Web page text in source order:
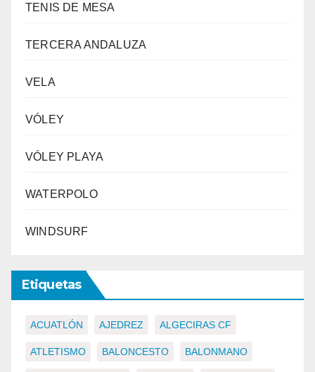
TENIS DE MESA
TERCERA ANDALUZA
VELA
VÓLEY
VÓLEY PLAYA
WATERPOLO
WINDSURF
Etiquetas
ACUATLÓN AJEDREZ ALGECIRAS CF
ATLETISMO BALONCESTO BALONMANO